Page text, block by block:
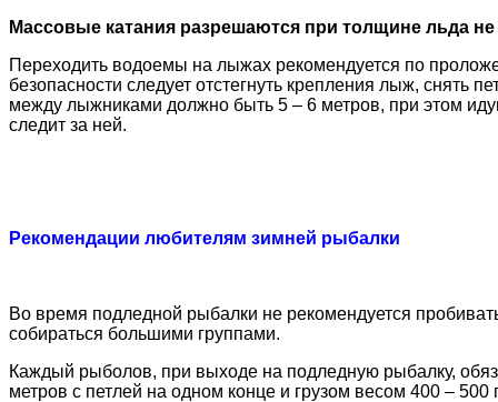
Массовые катания разрешаются при толщине льда
Переходить водоемы на лыжах рекомендуется по
безопасности следует отстегнуть крепления лыж, снять
между лыжниками должно быть 5 – 6 метров, при этом
следит за ней.
Рекомендации любителям зимней рыбалки
Во время подледной рыбалки не рекомендуется
собираться большими группами.
Каждый рыболов, при выходе на подледную рыбалку,
метров с петлей на одном конце и грузом весом 400 – 500